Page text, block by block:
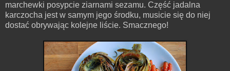
marchewki posypcie ziarnami sezamu. Część jadalna
karczocha jest w samym jego środku, musicie się do niej
dostać obrywając kolejne liście. Smacznego!